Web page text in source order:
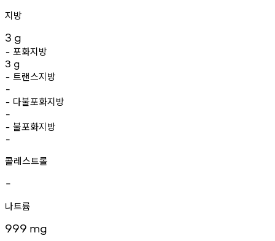
지방
3 g
- 포화지방
3 g
- 트랜스지방
-
- 다불포화지방
-
- 불포화지방
-
콜레스트롤
-
나트륨
999 mg